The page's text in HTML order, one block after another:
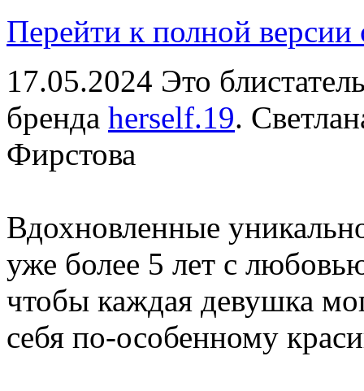
Перейти к полной версии
17.05.2024 Это
бренда herself.19.
Фирстова
Вдохновленные
уже более 5 лет с
чтобы каждая девушка
себя по-особенному